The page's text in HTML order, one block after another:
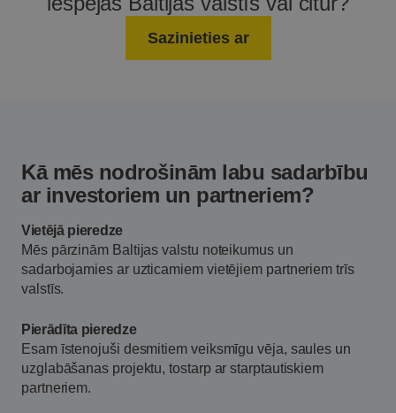
Sazinieties ar
Kā mēs nodrošinām labu sadarbību
arinvestoriem un partneriem?
Vietējā pieredze
Mēs pārzinām Baltijas valstu noteikumus un
sadarbojamies ar uzticamiem vietējiem partneriem trīs
valstīs.
Pierādīta pieredze
Esam īstenojuši desmitiem veiksmīgu vēja, saules un
uzglabāšanas projektu, tostarp ar starptautiskiem
partneriem.